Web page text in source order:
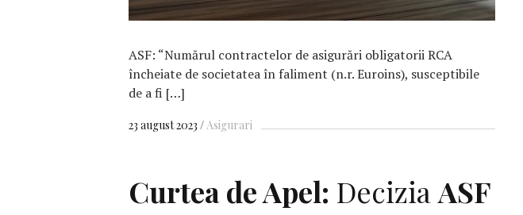
ASF: “Numărul contractelor de asigurări obligatorii RCA
încheiate de societatea în faliment (n.r. Euroins), susceptibile
de a fi […]
23 august 2023 Asigurari
Curtea de Apel: DeciziaASF